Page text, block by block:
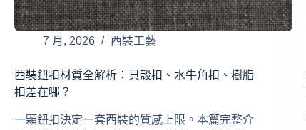
7 月, 2026 西裝工藝
西裝鈕扣材質全解析：貝殼扣、水牛角扣、樹脂
扣差在哪？
一顆鈕扣決定一套西裝的質感上限。本篇完整介